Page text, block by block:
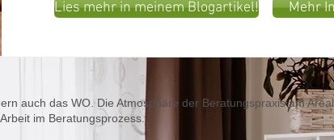
Lies mehr in meinem Blogartikel! Mehr
auch das WO. Die Atmosphäre der Beratungspraxis am
im Beratungsprozess.